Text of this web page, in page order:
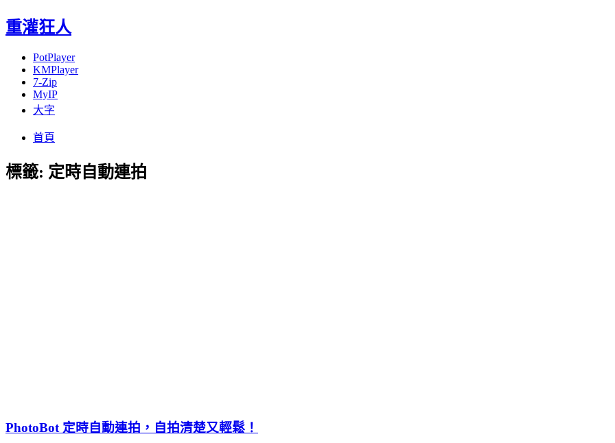
重灌狂人
PotPlayer
KMPlayer
7-Zip
MyIP
大字
首頁
標籤: 定時自動連拍
PhotoBot 定時自動連拍，自拍清楚又輕鬆！